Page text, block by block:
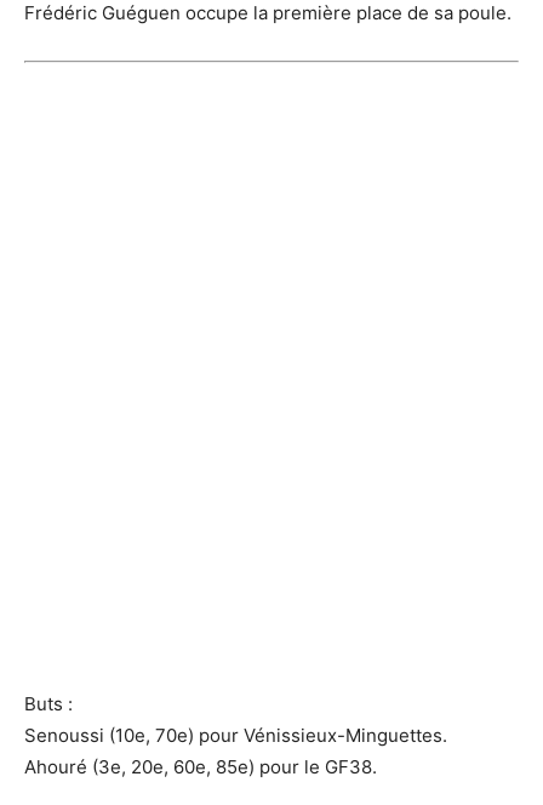
Frédéric Guéguen occupe la première place de sa poule.
Buts :
Senoussi (10e, 70e) pour Vénissieux-Minguettes.
Ahouré (3e, 20e, 60e, 85e) pour le GF38.